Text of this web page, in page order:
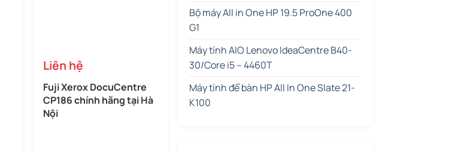
Liên hệ
Fuji Xerox DocuCentre
CP186 chính hãng tại Hà
Nội
Bộ máy All in One HP 19.5 ProOne 400
G1
Máy tính AIO Lenovo IdeaCentre B40-
30/Core i5 – 4460T
Máy tính để bàn HP All In One Slate 21-
K100